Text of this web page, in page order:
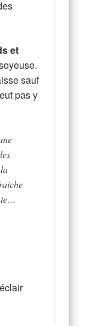
et
sauf
pas y